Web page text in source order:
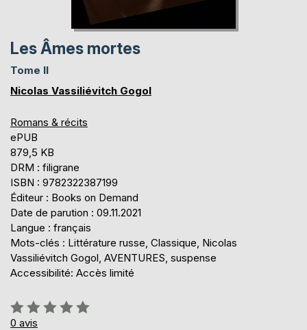
Les Âmes mortes
Tome II
Nicolas Vassiliévitch Gogol
Romans & récits
ePUB
879,5 KB
DRM : filigrane
ISBN : 9782322387199
Éditeur : Books on Demand
Date de parution : 09.11.2021
Langue : français
Mots-clés : Littérature russe, Classique, Nicolas
Vassiliévitch Gogol, AVENTURES, suspense
Accessibilité: Accès limité
Évaluation:
0%
0 avis